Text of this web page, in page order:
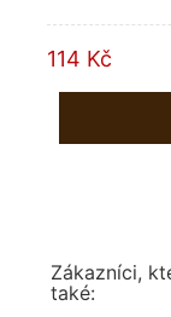
114 Kč
Zákazníci,
také: